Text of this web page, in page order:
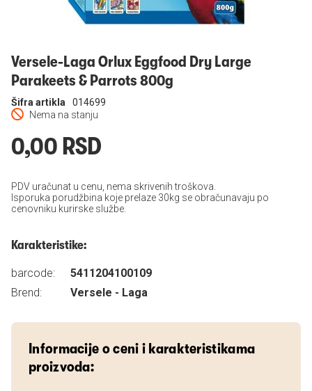
Versele-Laga Orlux Eggfood Dry Large
Parakeets & Parrots 800g
Nema na stanju
Šifra artikla 014699
0,00 RSD
PDV uračunat u cenu, nema skrivenih troškova.
Isporuka porudžbina koje prelaze 30kg se obračunavaju po
cenovniku kurirske službe.
Karakteristike:
barcode:
5411204100109
Brend:
Versele - Laga
Informacije o ceni i karakteristikama
proizvoda: